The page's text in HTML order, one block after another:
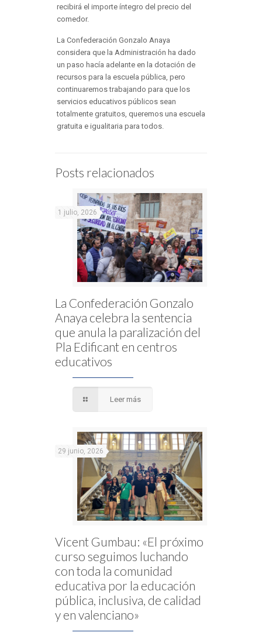
recibirá el importe íntegro del precio del
comedor.
La Confederación Gonzalo Anaya
considera que la Administración ha dado
un paso hacía adelante en la dotación de
recursos para la escuela pública, pero
continuaremos trabajando para que los
servicios educativos públicos sean
totalmente gratuitos, queremos una escuela
gratuita e igualitaria para todos.
Posts relacionados
1 julio, 2026
La Confederación Gonzalo
Anaya celebra la sentencia
que anula la paralización del
Pla Edificant en centros
educativos
Leer más
29 junio, 2026
Vicent Gumbau: «El próximo
curso seguimos luchando
con toda la comunidad
educativa por la educación
pública, inclusiva, de calidad
y en valenciano»